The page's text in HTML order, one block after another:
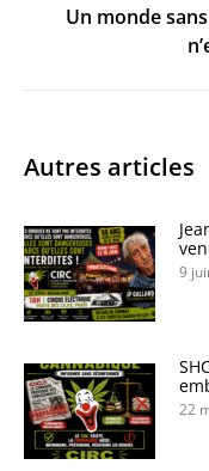
Un monde
Autres articles
9
22